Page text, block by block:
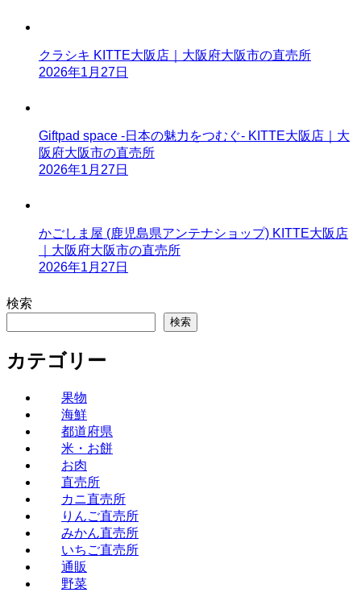
クラシキ KITTE大阪店｜大阪府大阪市の直売所
2026年1月27日
Giftpad space -日本の魅力をつむぐ- KITTE大阪店｜大
阪府大阪市の直売所
2026年1月27日
かごしま屋 (鹿児島県アンテナショップ) KITTE大阪店
｜大阪府大阪市の直売所
2026年1月27日
検索
検索
カテゴリー
果物
海鮮
都道府県
米・お餅
お肉
直売所
カニ直売所
りんご直売所
みかん直売所
いちご直売所
通販
野菜